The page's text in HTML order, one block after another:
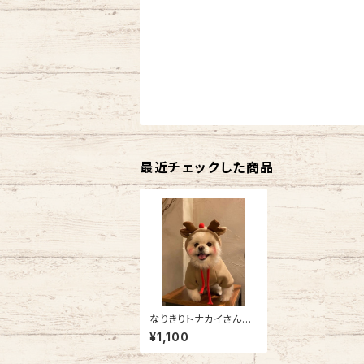
最近チェックした商品
なりきりトナカイさんパ
ーカーSH21AW2709
013
¥1,100